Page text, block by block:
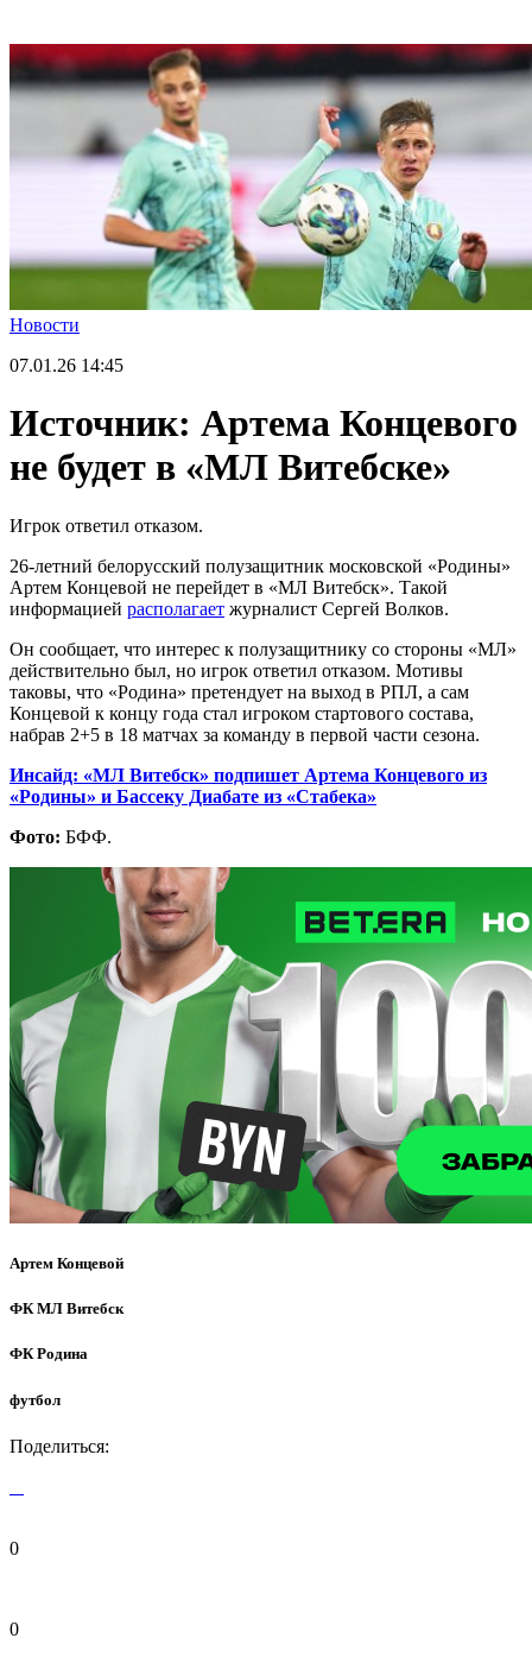
Новости
07.01.26 14:45
Источник: Артема Концевого
не будет в «МЛ Витебске»
Игрок ответил отказом.
26-летний белорусский полузащитник московской «Родины»
Артем Концевой не перейдет в «МЛ Витебск». Такой
информацией располагает журналист Сергей Волков.
Он сообщает, что интерес к полузащитнику со стороны «МЛ»
действительно был, но игрок ответил отказом. Мотивы
таковы, что «Родина» претендует на выход в РПЛ, а сам
Концевой к концу года стал игроком стартового состава,
набрав 2+5 в 18 матчах за команду в первой части сезона.
Инсайд: «МЛ Витебск» подпишет Артема Концевого из
«Родины» и Бассеку Диабате из «Стабека»
Фото: БФФ.
Артем Концевой
ФК МЛ Витебск
ФК Родина
футбол
Поделиться:
0
0